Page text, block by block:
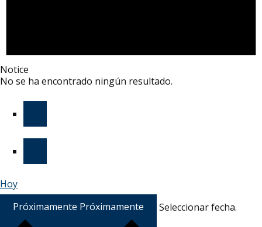
Notice
No se ha encontrado ningún resultado.
Hoy
Próximamente Próximamente Seleccionar fecha.